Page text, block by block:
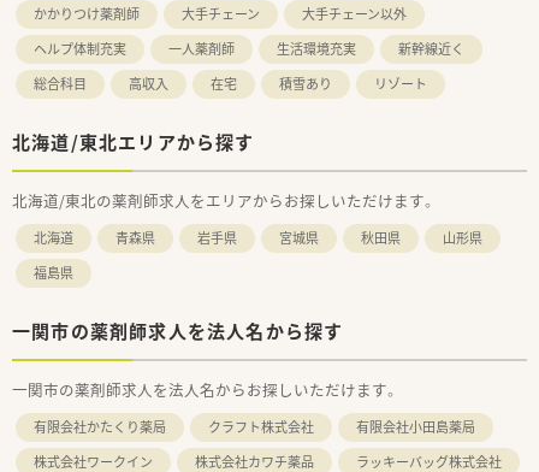
かかりつけ薬剤師
大手チェーン
大手チェーン以外
ヘルプ体制充実
一人薬剤師 生活環境充実
新幹線近く
総合科目
高収入 在宅 積雪あり リゾート
北海道/東北エリアから探す
北海道/東北の薬剤師求人をエリアからお探しいただけます。
北海道 青森県 岩手県 宮城県 秋田県
山形県
福島県
一関市の薬剤師求人を法人名から探す
一関市の薬剤師求人を法人名からお探しいただけます。
有限会社かたくり薬局 クラフト株式会社
有限会社小田島薬局
株式会社ワークイン
株式会社カワチ薬品
ラッキーバッグ株式会社